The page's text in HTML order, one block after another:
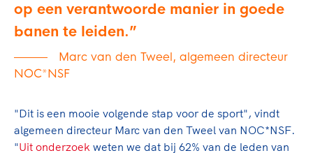
op een verantwoorde manier in goede
banen te leiden.
Marc van den Tweel, algemeen directeur
NOC*NSF
"Dit is een mooie volgende stap voor de sport", vindt
algemeen directeur Marc van den Tweel van NOC*NSF.
"Uit onderzoek weten we dat bij 62% van de leden van